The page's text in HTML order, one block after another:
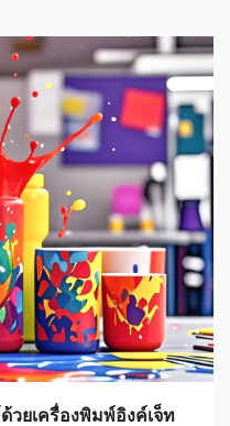
วยเครื่องพิมพ์อิงค์เจ็ท